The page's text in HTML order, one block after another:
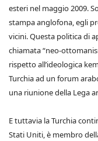
esteri nel maggio 2009.
stampa anglofona, egli
vicini. Questa politica di
chiamata “neo-
rispetto all’ideologica
Turchia ad un forum
una riunione della Lega
E tuttavia la Turchia
Stati Uniti, è membro